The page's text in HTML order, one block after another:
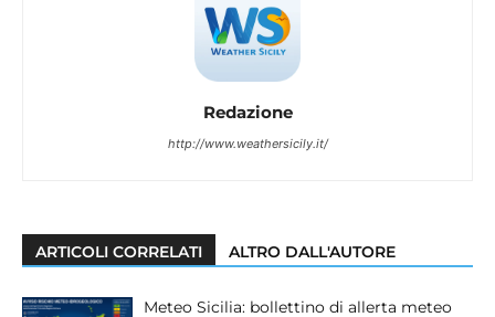
Redazione
http://www.weathersicily.it/
ARTICOLI CORRELATI ALTRO DALL'AUTORE
Meteo Sicilia: bollettino di allerta meteo